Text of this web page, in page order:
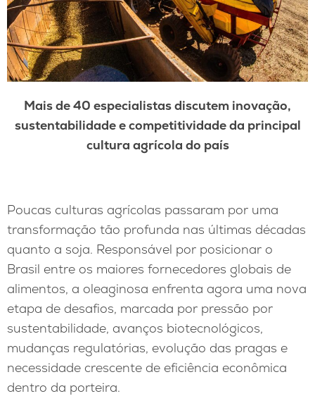
Mais de 40 especialistas discutem inovação,
sustentabilidade e competitividade da principal
cultura agrícola do país
Poucas culturas agrícolas passaram por uma
transformação tão profunda nas últimas décadas
quanto a soja. Responsável por posicionar o
Brasil entre os maiores fornecedores globais de
alimentos, a oleaginosa enfrenta agora uma nova
etapa de desafios, marcada por pressão por
sustentabilidade, avanços biotecnológicos,
mudanças regulatórias, evolução das pragas e
necessidade crescente de eficiência econômica
dentro da porteira.